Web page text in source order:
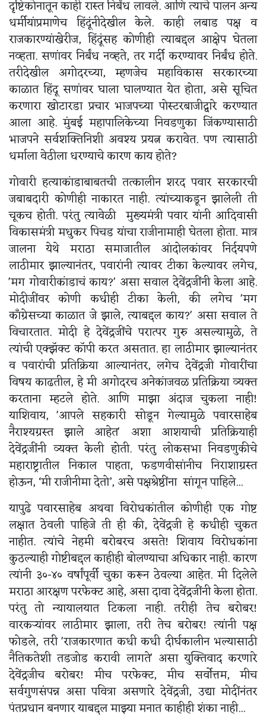
दृष्टिकोनातून काही रास्त निर्बंध लावले. आणि त्याचे पालन अन्य
धर्मीयांप्रमाणेच हिंदूंनीदेखील केले. काही लबाड पक्ष व
राजकारण्यांखेरीज, हिंदूंसह कोणीही त्याबद्दल आक्षेप घेतला
नव्हता. सणांवर निर्बंध नव्हते, तर गर्दी करण्यावर निर्बंध होते.
तरीदेखील अगोदरच्या, म्हणजेच महाविकास सरकारच्या
काळात हिंदू सणांवर घाला घालण्यात येत होता, असे सूचित
करणारा खोटारडा प्रचार भाजपच्या पोस्टरबाजीद्वारे करण्यात
आला आहे. मुंबई महापालिकेच्या निवडणुका जिंकण्यासाठी
भाजपने सर्वशक्तिनिशी अवश्य प्रयत्न करावेत. पण त्यासाठी
धर्माला वेठीला धरण्याचे कारण काय होते?
गोवारी हत्याकांडाबाबतची तत्कालीन शरद पवार सरकारची
जबाबदारी कोणीही नाकारत नाही. त्यांच्याकडून झालेली ती
चूकच होती. परंतु त्यावेळी मुख्यमंत्री पवार यांनी आदिवासी
विकासमंत्री मधुकर पिचड यांचा राजीनामाही घेतला होता. मात्र
जालना येथे मराठा समाजातील आंदोलकांवर निर्दयपणे
लाठीमार झाल्यानंतर, पवारांनी त्यावर टीका केल्यावर लगेच,
'मग गोवारीकांडाचं काय?' असा सवाल देवेंद्रजींनी केला आहे.
मोदीजींवर कोणी कधीही टीका केली, की लगेच 'मग
काँग्रेसच्या काळात जे झाले, त्याबद्दल काय?' असा सवाल ते
विचारतात. मोदी हे देवेंद्रजींचे परात्पर गुरु असल्यामुळे, ते
त्यांची एक्झॅक्ट कॉपी करत असतात. हा लाठीमार झाल्यानंतर
व पवारांची प्रतिक्रिया आल्यानंतर, लगेच देवेंद्रजी गोवारींचा
विषय काढतील, हे मी अगोदरच अनेकांजवळ प्रतिक्रिया व्यक्त
करताना म्हटले होते. आणि माझा अंदाज चुकला नाही!
याशिवाय, 'आपले सहकारी सोडून गेल्यामुळे पवारसाहेब
नैराश्यग्रस्त झाले आहेत' अशा आशयाची प्रतिक्रियाही
देवेंद्रजींनी व्यक्त केली होती. परंतु लोकसभा निवडणुकीचे
महाराष्ट्रातील निकाल पाहता, फडणवीसांनीच निराशाग्रस्त
होऊन, ‘मी राजीनीमा देतो’, असे पक्षश्रेष्ठींना सांगून पाहिले...
यापुढे पवारसाहेब अथवा विरोधकांतील कोणीही एक गोष्ट
लक्षात ठेवली पाहिजे ती ही की, देवेंद्रजी हे कधीही चुकत
नाहीत. त्यांचे नेहमी बरोबरच असते! शिवाय विरोधकांना
कुठल्याही गोष्टीबद्दल काहीही बोलण्याचा अधिकार नाही. कारण
त्यांनी ३०-४० वर्षांपूर्वी चुका करून ठेवल्या आहेत. मी दिलेले
मराठा आरक्षण परफेक्ट आहे, असा दावा देवेंद्रजींनी केला होता.
परंतु तो न्यायालयात टिकला नाही. तरीही तेच बरोबर!
वारकऱ्यांवर लाठीमार झाला, तरी तेच बरोबर! त्यांनी पक्ष
फोडले, तरी 'राजकारणात कधी कधी दीर्घकालीन भल्यासाठी
नैतिकतेशी तडजोड करावी लागते' असा युक्तिवाद करणारे
देवेंद्रजीच बरोबर! मीच परफेक्ट, मीच सर्वोत्तम, मीच
सर्वगुणसंपन्न असा पवित्रा असणारे देवेंद्रजी, उद्या मोदींनंतर
पंतप्रधान बनणार याबद्दल माझ्या मनात काहीही शंका नाही...